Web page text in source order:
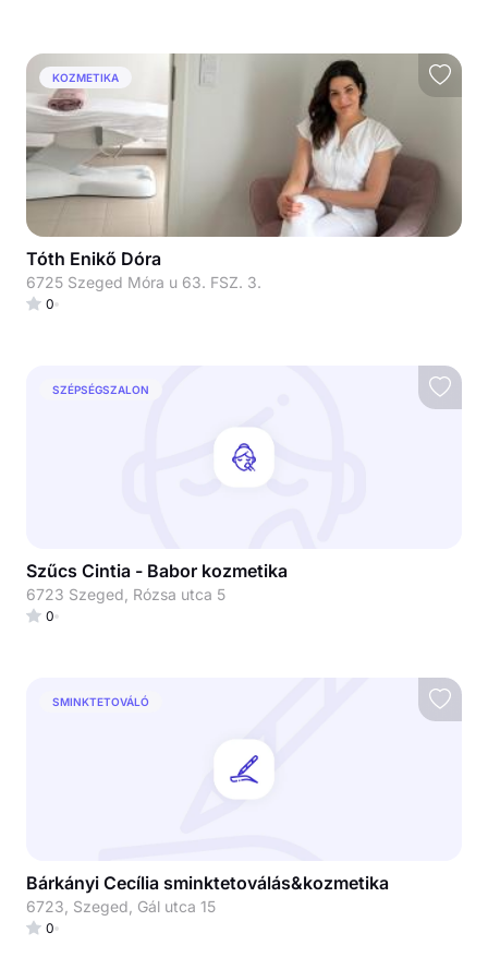
KOZMETIKA
Tóth Enikő Dóra
6725 Szeged Móra u 63. FSZ. 3.
0
SZÉPSÉGSZALON
Szűcs Cintia - Babor kozmetika
6723 Szeged, Rózsa utca 5
0
SMINKTETOVÁLÓ
Bárkányi Cecília sminktetoválás&kozmetika
6723, Szeged, Gál utca 15
0